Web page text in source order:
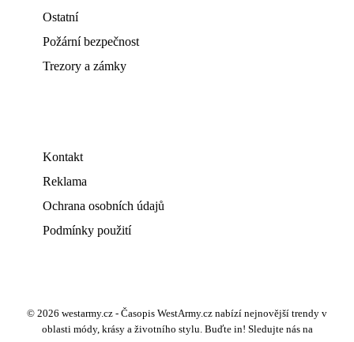
Ostatní
Požární bezpečnost
Trezory a zámky
Kontakt
Reklama
Ochrana osobních údajů
Podmínky použití
© 2026 westarmy.cz - Časopis WestArmy.cz nabízí nejnovější trendy v
oblasti módy, krásy a životního stylu. Buďte in! Sledujte nás na